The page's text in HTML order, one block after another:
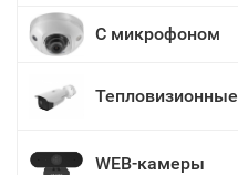
С микрофоном
Тепловизионные
WEB-камеры